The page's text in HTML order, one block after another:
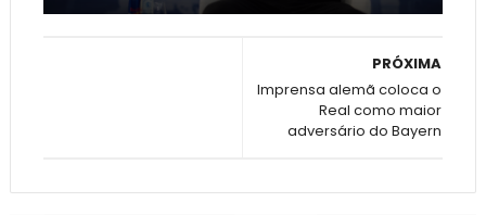
PRÓXIMA
Imprensa alemã coloca o
Real como maior
adversário do Bayern